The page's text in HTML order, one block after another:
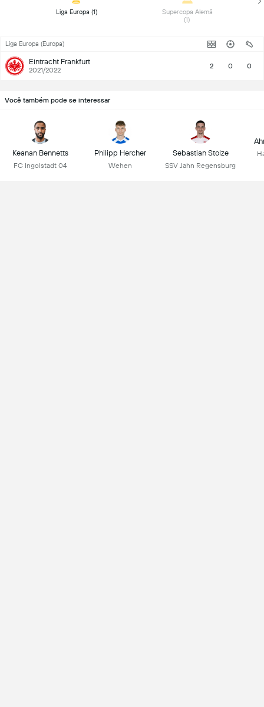
Liga Europa (1)
Supercopa Alemã
(1)
Liga Europa (Europa)
Eintracht Frankfurt
2021/2022 2 0 0
Você também pode se interessar
Keanan Bennetts
FC Ingolstadt 04
Philipp Hercher
Wehen
Sebastian Stolze
SSV Jahn Regensburg